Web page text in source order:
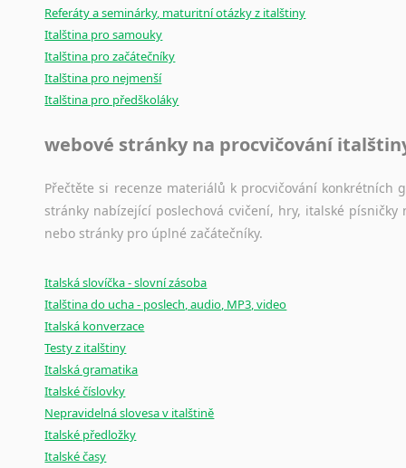
Referáty a seminárky, maturitní otázky z italštiny
Italština pro samouky
Italština pro začátečníky
Italština pro nejmenší
Italština pro předškoláky
webové stránky na procvičování
Přečtěte si recenze materiálů k procvičování
stránky nabízející poslechová cvičení, hry, italské
nebo stránky pro úplné začátečníky.
Italská slovíčka - slovní zásoba
Italština do ucha - poslech, audio, MP3, video
Italská konverzace
Testy z italštiny
Italská gramatika
Italské číslovky
Nepravidelná slovesa v italštině
Italské předložky
Italské časy